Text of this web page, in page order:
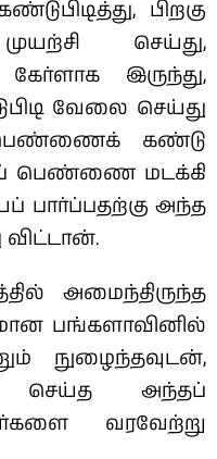
பிறகு
செய்து,
இருந்து,
வேலை செய்து
பெண்ணைக் கண்டு
பெண்ணை மடக்கி
பார்ப்பதற்கு அந்த
விட்டான்.
அமைந்திருந்த
பங்களாவினில்
நுழைந்தவுடன்,
செய்த அந்தப்
வரவேற்று